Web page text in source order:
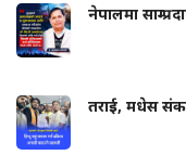
नेपालमा
तराई, मधेस